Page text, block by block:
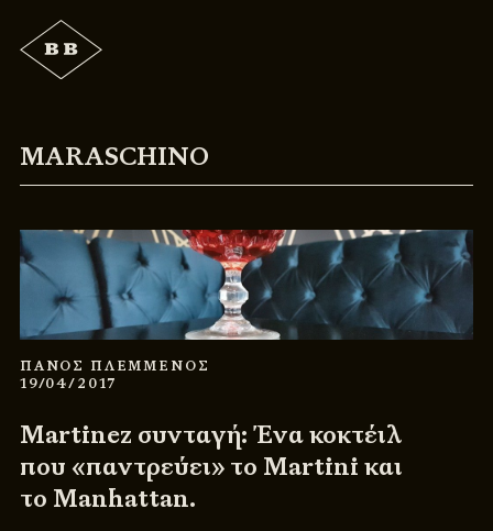
MARASCHINO
ΠΑΝΟΣ ΠΛΕΜΜΕΝΟΣ
19/04/2017
Martinez συνταγή: Ένα κοκτέιλ
που «παντρεύει» το Martini και
το Manhattan.